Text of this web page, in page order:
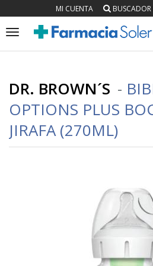
MI CUENTA
Toggle
DR. BROWN´S -
OPTIONS PLUS
JIRAFA (270ML)